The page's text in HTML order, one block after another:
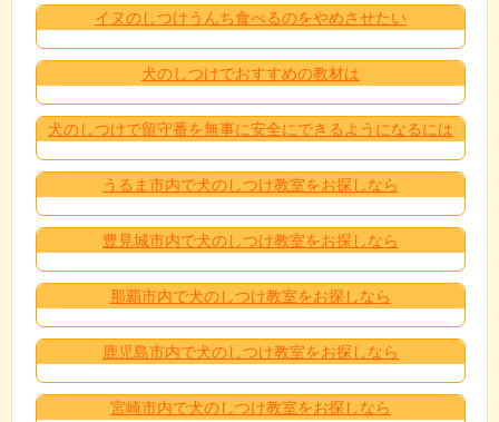
イヌのしつけうんち食べるのをやめさせたい
犬のしつけでおすすめの教材は
犬のしつけで留守番を無事に安全にできるようになるには
うるま市内で犬のしつけ教室をお探しなら
豊見城市内で犬のしつけ教室をお探しなら
那覇市内で犬のしつけ教室をお探しなら
鹿児島市内で犬のしつけ教室をお探しなら
宮崎市内で犬のしつけ教室をお探しなら